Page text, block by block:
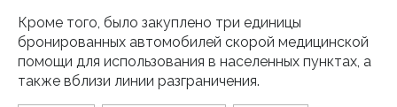
Кроме того, было закуплено три единицы
бронированных автомобилей скорой медицинской
помощи для использования в населенных пунктах, а
также вблизи линии разграничения.